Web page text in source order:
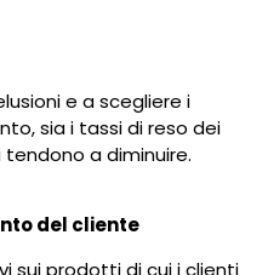
e a scegliere i
sia i tassi di reso dei
a diminuire.
del cliente
sui prodotti di cui i clienti